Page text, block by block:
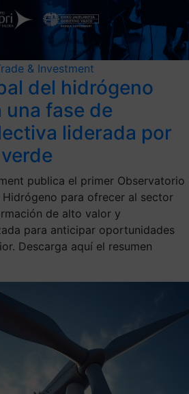
& Investment
del hidrógeno
una fase de
liderada por
publica el primer Observatorio
para ofrecer al sector
de alto valor y
para anticipar oportunidades
Descarga aquí el resumen